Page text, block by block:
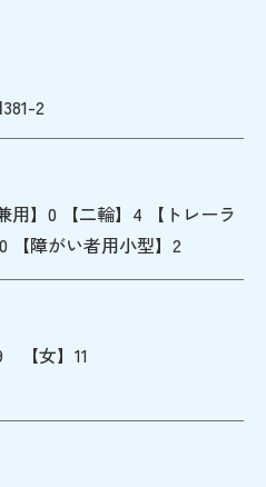
2
用】0 【二輪】4 【トレーラ
【障がい者用小型】2
【女】11